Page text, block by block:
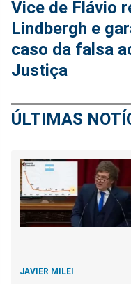
Vice de Flávio
Lindbergh e
caso da falsa
Justiça
ÚLTIMAS
JAVIER MILEI